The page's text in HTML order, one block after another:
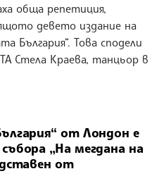
обща репетиция,
девето издание на
България“. Това сподели
Стела Краева, танцьор в
от Лондон е
„На мегдана на
от